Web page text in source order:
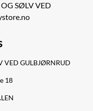
SØLV VED
VED GULBJØRNRUD
18